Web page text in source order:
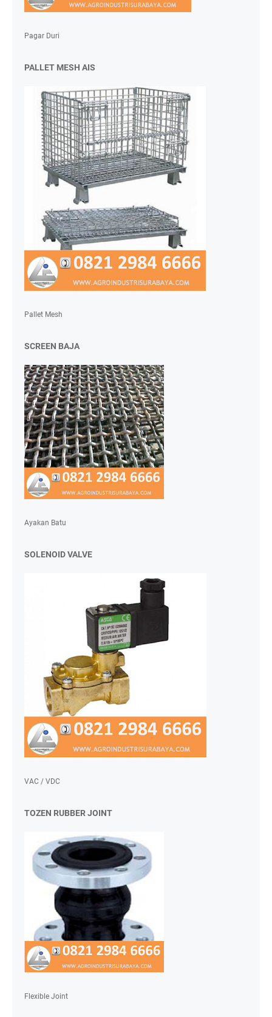
Pagar Duri
PALLET MESH AIS
Pallet Mesh
SCREEN BAJA
Ayakan Batu
SOLENOID VALVE
VAC / VDC
TOZEN RUBBER JOINT
Flexible Joint